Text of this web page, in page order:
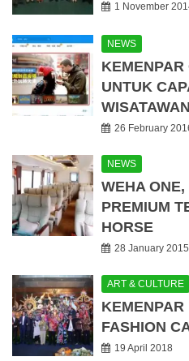
1 November
NEWS
UNTUK
26 February
NEWS
WEHA
PREMIUM
HORSE
28 January 2015
ART & CULTURE
FASHION
19 April 2018